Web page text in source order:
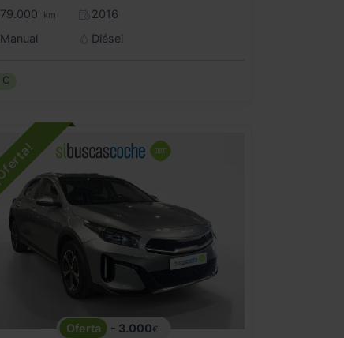
79.000 km
2016
Manual
Diésel
C
- 3.000€